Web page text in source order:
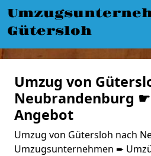
Gütersloh
Umzug von
Neubrandenburg ☛
Angebot
Umzug von Gütersloh nach
Umzugsunternehmen ➨